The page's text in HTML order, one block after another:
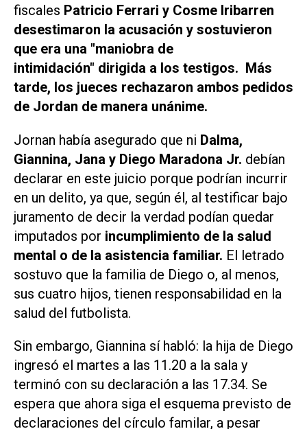
fiscales Patricio Ferrari y Cosme Iribarren
desestimaron la acusación y sostuvieron
que era una "maniobra de
intimidación" dirigida a los testigos. Más
tarde, los jueces rechazaron ambos pedidos
de Jordan de manera unánime.
Jornan había asegurado que ni Dalma,
Giannina, Jana y Diego Maradona Jr. debían
declarar en este juicio porque podrían incurrir
en un delito, ya que, según él, al testificar bajo
juramento de decir la verdad podían quedar
imputados por incumplimiento de la salud
mental o de la asistencia familiar. El letrado
sostuvo que la familia de Diego o, al menos,
sus cuatro hijos, tienen responsabilidad en la
salud del futbolista.
Sin embargo, Giannina sí habló: la hija de Diego
ingresó el martes a las 11.20 a la sala y
terminó con su declaración a las 17.34. Se
espera que ahora siga el esquema previsto de
declaraciones del círculo familar, a pesar